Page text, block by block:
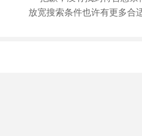
放宽搜索条件也许有更多合